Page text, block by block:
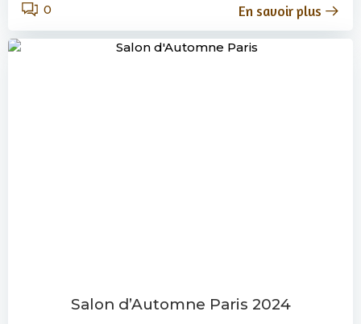
0 En savoir plus
Salon d’Automne Paris 2024